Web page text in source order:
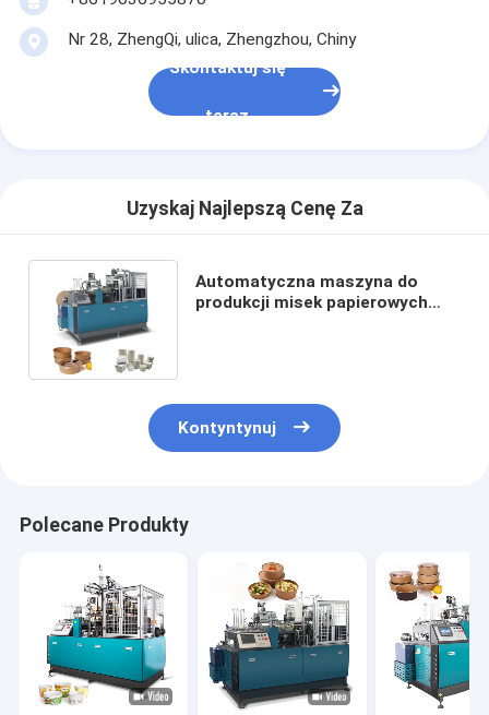
Nr 28, ZhengQi, ulica, Zhengzhou, Chiny
Skontaktuj się
teraz
Uzyskaj Najlepszą Cenę Za
Automatyczna maszyna do
produkcji misek papierowych
Kontyntynuj
Polecane Produkty